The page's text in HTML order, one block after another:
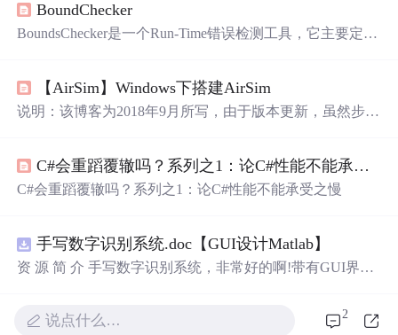
的工具，主要有两种模式，activeCheck和finalCheck；其中
activeCheck速度快，检测错误不太全；finalCheck速度慢，
BoundChecker
BoundsChecker是一个Run-Time错误检测工具，它主要定位
的工具，主要有两种模式，activeCheck和finalCheck；其中
activeCheck速度快，检测错误不太全；finalCheck
速度慢，
【AirSim】Windows下搭建AirSim
说明：该博客为2018年9月所写，由于版本更新，虽然步骤
C#会重蹈覆辙吗？系列之1：论C#性能不能承受之慢
C#会重蹈覆辙吗？系列之1：论C#性能不能承受之慢
手写数字识别系统.doc【GUI设计Matlab】
资 源 简 介 手写数字识别系统，非常好的啊!带有GUI界
带有直观的图形用户界面（GUI），非常容易使用。你只
说点什么… 2